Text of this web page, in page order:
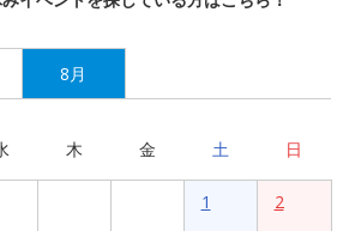
8月
木 金 土 日
1 2